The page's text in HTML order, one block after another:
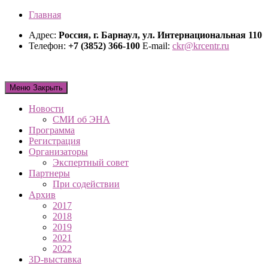
Главная
Адрес: Россия, г. Барнаул, ул. Интернациональная 110
Телефон: +7 (3852) 366-100 E-mail: ckr@krcentr.ru
Меню Закрыть
Новости
СМИ об ЭНА
Программа
Регистрация
Организаторы
Экспертный совет
Партнеры
При содействии
Архив
2017
2018
2019
2021
2022
3D-выставка